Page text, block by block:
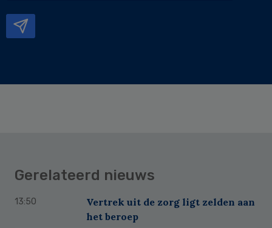
Gerelateerd nieuws
13:50
Vertrek uit de zorg ligt zelden aan
het beroep